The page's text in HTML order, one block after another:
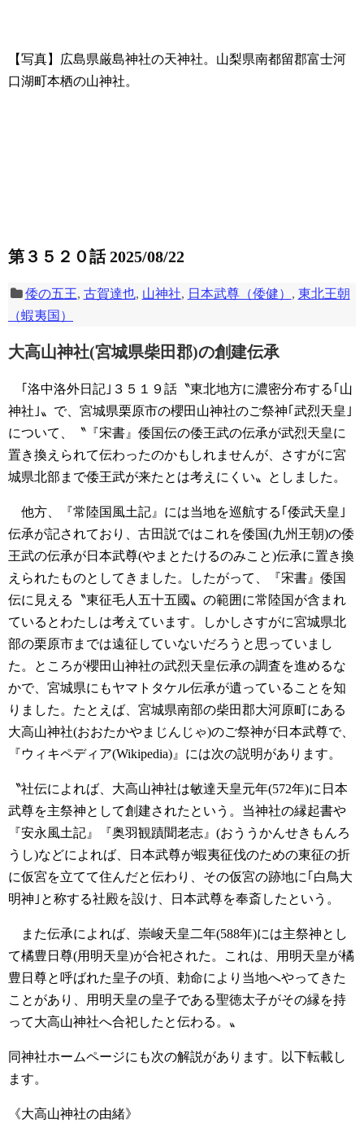
【写真】広島県厳島神社の天神社。山梨県南都留郡富士河
口湖町本栖の山神社。
第３５２０話 2025/08/22
倭の五王, 古賀達也, 山神社, 日本武尊（倭健） , 東北王朝
（蝦夷国）
大高山神社(宮城県柴田郡)の創建伝承
｢洛中洛外日記｣３５１９話〝東北地方に濃密分布する｢山
神社｣〟で、宮城県栗原市の櫻田山神社のご祭神｢武烈天皇｣
について、〝『宋書』倭国伝の倭王武の伝承が武烈天皇に
置き換えられて伝わったのかもしれませんが、さすがに宮
城県北部まで倭王武が来たとは考えにくい〟としました。
他方、『常陸国風土記』には当地を巡航する｢倭武天皇｣
伝承が記されており、古田説ではこれを倭国(九州王朝)の倭
王武の伝承が日本武尊(やまとたけるのみこと)伝承に置き換
えられたものとしてきました。したがって、『宋書』倭国
伝に見える〝東征毛人五十五國〟の範囲に常陸国が含まれ
ているとわたしは考えています。しかしさすがに宮城県北
部の栗原市までは遠征していないだろうと思っていまし
た。ところが櫻田山神社の武烈天皇伝承の調査を進めるな
かで、宮城県にもヤマトタケル伝承が遺っていることを知
りました。たとえば、宮城県南部の柴田郡大河原町にある
大高山神社(おおたかやまじんじゃ)のご祭神が日本武尊で、
『ウィキペディア(Wikipedia)』には次の説明があります。
〝社伝によれば、大高山神社は敏達天皇元年(572年)に日本
武尊を主祭神として創建されたという。当神社の縁起書や
『安永風土記』『奥羽観蹟聞老志』(おううかんせきもんろ
うし)などによれば、日本武尊が蝦夷征伐のための東征の折
に仮宮を立てて住んだと伝わり、その仮宮の跡地に｢白鳥大
明神｣と称する社殿を設け、日本武尊を奉斎したという。
また伝承によれば、崇峻天皇二年(588年)には主祭神とし
て橘豊日尊(用明天皇)が合祀された。これは、用明天皇が橘
豊日尊と呼ばれた皇子の頃、勅命により当地へやってきた
ことがあり、用明天皇の皇子である聖徳太子がその縁を持
って大高山神社へ合祀したと伝わる。〟
同神社ホームページにも次の解説があります。以下転載し
ます。
《大高山神社の由緒》